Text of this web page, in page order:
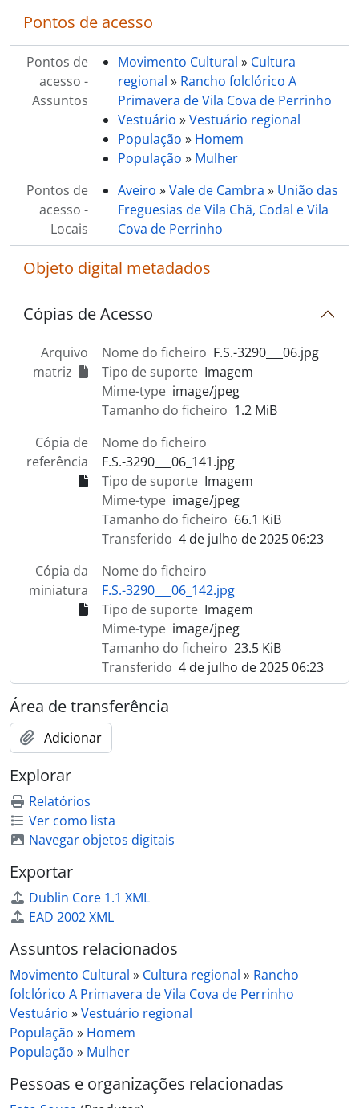
Pontos de acesso
Pontos de
acesso -
Assuntos
Movimento Cultural » Cultura
regional » Rancho folclórico A
Primavera de Vila Cova de Perrinho
Vestuário »Vestuário regional
População » Homem
População » Mulher
Pontos de
acesso -
Locais
Aveiro »Vale de Cambra » União das
Freguesias de Vila Chã, Codal e Vila
Cova de Perrinho
Objeto digital metadados
Cópias de Acesso
Arquivo
matriz
Nome do ficheiro F.S.-3290___06.jpg
Tipo de suporte Imagem
Mime-type image/jpeg
Tamanho do ficheiro 1.2 MiB
Cópia de
referência
Nome do ficheiro
F.S.-3290___06_141.jpg
Tipo de suporte Imagem
Mime-type image/jpeg
Tamanho do ficheiro 66.1 KiB
Transferido 4 de julho de 2025 06:23
Cópia da
miniatura
Nome do ficheiro
F.S.-3290___06_142.jpg
Tipo de suporte Imagem
Mime-type image/jpeg
Tamanho do ficheiro 23.5 KiB
Transferido 4 de julho de 2025 06:23
Área de transferência
Adicionar
Explorar
Relatórios
Ver como lista
Navegar objetos digitais
Exportar
Dublin Core 1.1 XML
EAD 2002 XML
Assuntos relacionados
Movimento Cultural » Cultura regional » Rancho
folclórico A Primavera de Vila Cova de Perrinho
Vestuário »Vestuário regional
População » Homem
População » Mulher
Pessoas e organizações relacionadas